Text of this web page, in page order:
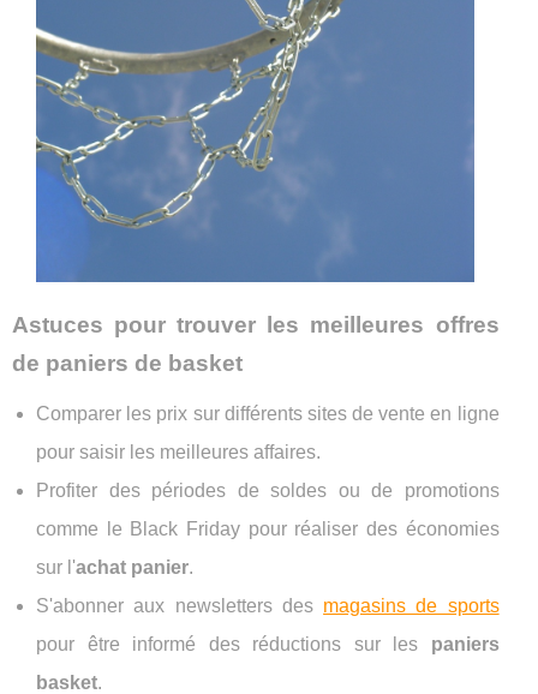
Astuces pour trouver les meilleures offres
de paniers de basket
Comparer les prix sur différents sites de vente en ligne
pour saisir les meilleures affaires.
Profiter des périodes de soldes ou de promotions
comme le Black Friday pour réaliser des économies
sur l'achat panier.
S'abonner aux newsletters des magasins de sports
pour être informé des réductions sur les paniers
basket.